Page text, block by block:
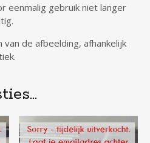
eenmalig gebruik niet langer
van de afbeelding, afhankelijk